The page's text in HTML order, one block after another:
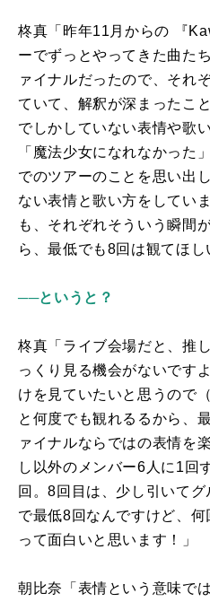
柊真「昨年11 月からの 『
ーでずっとやってきた曲た
ァイナルだったので、それ
ていて、解釈が深まったこ
でしかしていない表情や歌
「魔法少女になれなかった
でのツアーのことを思い出
ない表情と歌い方をしてい
も、それぞれそういう瞬間
ら、最低でも8回は観てほし
──というと？
柊真「ライブ会場だと、推
っくり見る機会がないです
けを見ていたいと思うので
と何度でも観れるるから、
ァイナルならではの表情を
し以外のメンバー6人に1回
回。8回目は、少し引いて
で最低8回なんですけど、
って面白いと思います！」
朝比奈「表情という意味では